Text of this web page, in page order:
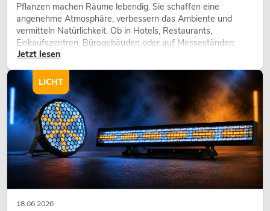
Pflanzen machen Räume lebendig. Sie schaffen eine
angenehme Atmosphäre, verbessern das Ambiente und
vermitteln Natürlichkeit. Ob in Hotels, Restaurants,
Einkaufszentren, Bürogebäuden oder auf Messeständen:
eine hochwertige Begrünung gehört heute längst zum
modernen Raumkonzept.
Jetzt lesen
18.06.2026
LICHT